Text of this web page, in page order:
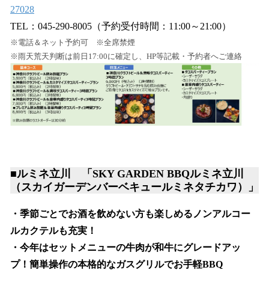
27028
TEL：045-290-8005（予約受付時間：11:00～21:00）
※電話＆ネット予約可 ※全席禁煙
※雨天荒天判断は前日17:00に確定し、HP等記載・予約者へご連絡
■ルミネ立川 「SKY GARDEN BBQルミネ立川
（スカイガーデンバーベキュールミネタチカワ）」
・季節ごとでお酒を飲めない方も楽しめるノンアルコー
ルカクテルも充実！
・今年はセットメニューの牛肉が和牛にグレードアッ
プ！簡単操作の本格的なガスグリルでお手軽BBQ